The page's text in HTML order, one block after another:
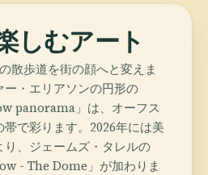
しむアート
散歩道を街の顔へと変えま
ー・エリアソンの円形の
panorama」は、オーフス
帯で彩ります。2026年には美
り、ジェームズ・タレルの
- The Dome」が加わりま